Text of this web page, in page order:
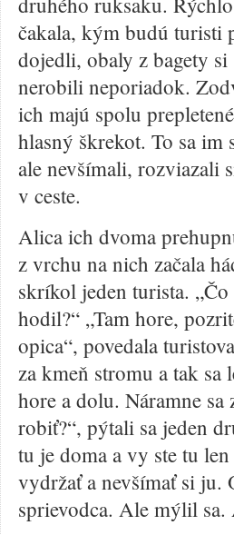
čakala, kým budú turisti
dojedli, obaly z bagety
nerobili neporiadok.
ich majú spolu
hlasný škrekot. To sa
ale nevšímali, rozviazali
v ceste.
Alica ich dvoma
z vrchu na nich začala
skríkol jeden turista.
hodil?“ „Tam hore,
opica“, povedala
za kmeň stromu a tak sa
hore a dolu. Náramne sa
robiť?“, pýtali sa jeden
tu je doma a vy ste tu
vydržať a nevšímať si ju.
sprievodca. Ale mýlil